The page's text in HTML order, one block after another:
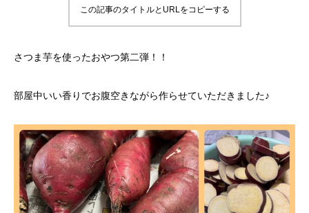
この記事のタイトルとURLをコピーする
さつま芋を使ったおやつ第二弾！！
部屋中いい香りでお腹空きながら作らせていただきました♪